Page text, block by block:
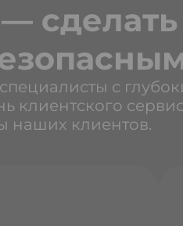
с
клиентского
наших клиентов.